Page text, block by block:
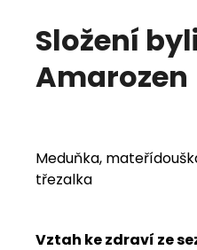
Složení
Amarozen
Meduňka,
třezalka
Vztah ke zdraví ze